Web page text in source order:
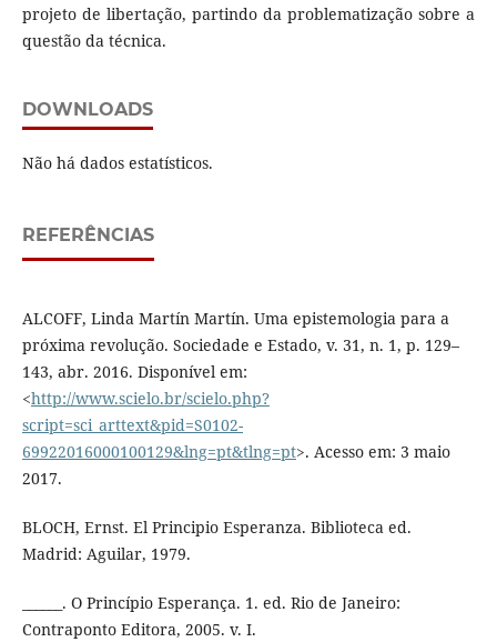
projeto de libertação, partindo da problematização sobre a
questão da técnica.
DOWNLOADS
Não há dados estatísticos.
REFERÊNCIAS
ALCOFF, Linda Martín Martín. Uma epistemologia para a
próxima revolução. Sociedade e Estado, v. 31, n. 1, p. 129–
143, abr. 2016. Disponível em:
<http://www.scielo.br/scielo.php?
script=sci_arttext&pid=S0102-
69922016000100129&lng=pt&tlng=pt>. Acesso em: 3 maio
2017.
BLOCH, Ernst. El Principio Esperanza. Biblioteca ed.
Madrid: Aguilar, 1979.
______. O Princípio Esperança. 1. ed. Rio de Janeiro:
Contraponto Editora, 2005. v. I.